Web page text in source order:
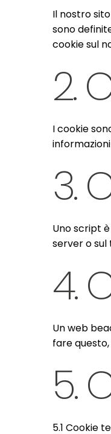
Il nostro
sono
cookie sul
2.
I cookie
3.
Uno script
server o sul
4.
Un web
fare
5.
5.1 Cookie